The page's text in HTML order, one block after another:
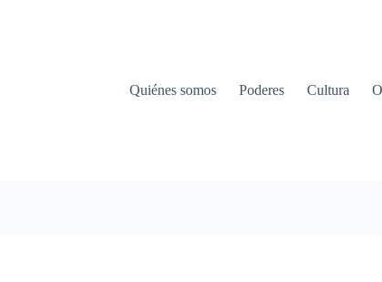
Quiénes somos Poderes Cultura